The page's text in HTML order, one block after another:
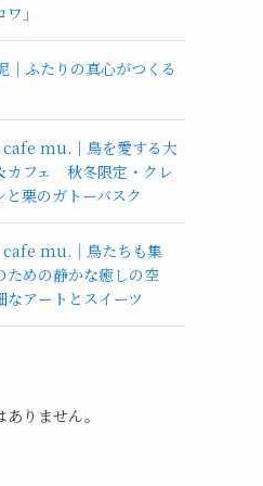
」
｜ふたりの真心がつくる
mu.｜鳥を愛する大
カフェ 秋冬限定・クレ
栗のガトーバスク
mu.｜鳥たちも集
ための静かな癒しの空
アートとスイーツ
りません。